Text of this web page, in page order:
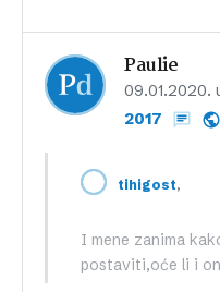
Paulie
09.01.2020.
2017
tihigost,
I mene zanima
postaviti,oće li i